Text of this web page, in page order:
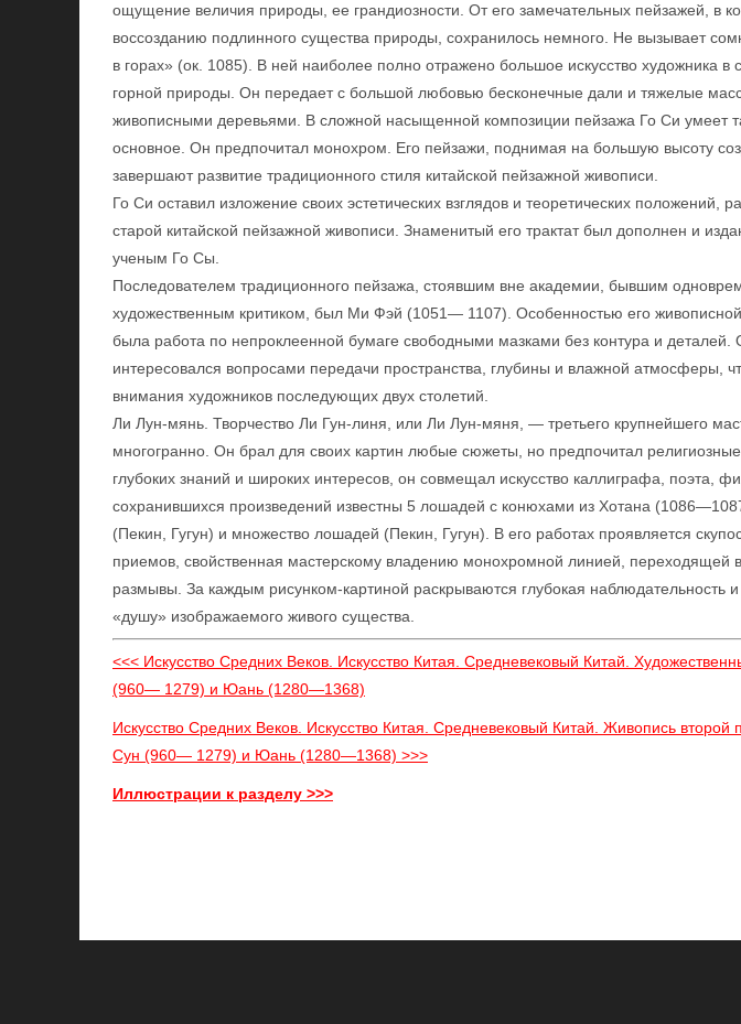
ощущение величия природы, ее грандиозности. От его замечательных пейзажей, в
воссозданию подлинного существа природы, сохранилось немного. Не вызывает
в горах» (ок. 1085). В ней наиболее полно отражено большое искусство художника в
горной природы. Он передает с большой любовью бесконечные дали и тяжелые
живописными деревьями. В сложной насыщенной композиции пейзажа Го Си умеет
основное. Он предпочитал монохром. Его пейзажи, поднимая на большую высоту
завершают развитие традиционного стиля китайской пейзажной живописи.
Го Си оставил изложение своих эстетических взглядов и теоретических положений,
старой китайской пейзажной живописи. Знаменитый его трактат был дополнен и
ученым Го Сы.
Последователем традиционного пейзажа, стоявшим вне академии, бывшим
художественным критиком, был Ми Фэй (1051— 1107). Особенностью его
была работа по непроклеенной бумаге свободными мазками без контура и деталей.
интересовался вопросами передачи пространства, глубины и влажной атмосферы,
внимания художников последующих двух столетий.
Ли Лун-мянь. Творчество Ли Гун-линя, или Ли Лун-мяня, — третьего крупнейшего
многогранно. Он брал для своих картин любые сюжеты, но предпочитал
глубоких знаний и широких интересов, он совмещал искусство каллиграфа, поэта,
сохранившихся произведений известны 5 лошадей с конюхами из Хотана
(Пекин, Гугун) и множество лошадей (Пекин, Гугун). В его работах проявляется
приемов, свойственная мастерскому владению монохромной линией, переходящей
размывы. За каждым рисунком-картиной раскрываются глубокая наблюдательность
«душу» изображаемого живого существа.
<<< Искусство Средних Веков. Искусство Китая. Средневековый Китай.
(960— 1279) и Юань (1280—1368)
Искусство Средних Веков. Искусство Китая. Средневековый Китай. Живопись
Сун (960— 1279) и Юань (1280—1368) >>>
Иллюстрации к разделу >>>